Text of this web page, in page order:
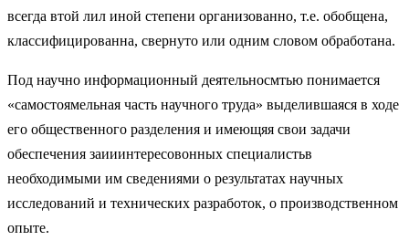
всегда втой лил иной степени организованно, т.е. обобщена,
классифицированна, свернуто или одним словом обработана.
Под научно информационный деятельносмтью понимается
«самостоямельная часть научного труда» выделившаяся в ходе
его общественного разделения и имеющяя свои задачи
обеспечения заииинтересовонных специалистьв
необходимыми им сведениями о результатах научных
исследований и технических разработок, о производственном
опыте.